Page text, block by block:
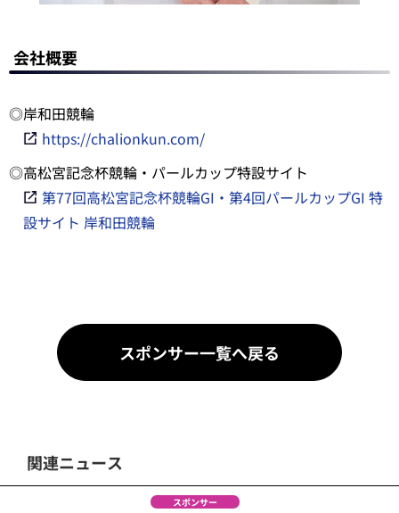
会社概要
◎岸和田競輪
https://chalionkun.com/
◎高松宮記念杯競輪・パールカップ特設サイト
第77回高松宮記念杯競輪GI・第4回パールカップGI 特
設サイト 岸和田競輪
スポンサー一覧へ戻る
関連ニュース
スポンサー